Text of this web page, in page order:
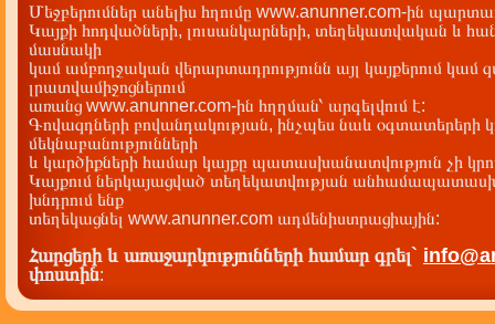
Մեջբերումներ անելիս հղումը www.anunner.com-ին
Կայքի հոդվածների, լուսանկարների, տեղեկատվական և
մասնակի
կամ ամբողջական վերարտադրությունն այլ կայքերում կամ
լրատվամիջոցներում
առանց www.anunner.com-ին հղղման՝ արգելվում է:
Գովազդների բովանդակության, ինչպես նաև օգտատերերի
մեկնաբանությունների
և կարծիքների համար կայքը պատասխանատվություն չի
Կայքում ներկայացված տեղեկատվության
խնդրում ենք
տեղեկացնել www.anunner.com ադմենիստրացիային:
Հարցերի և առաջարկությունների համար գրել`
փոստին: